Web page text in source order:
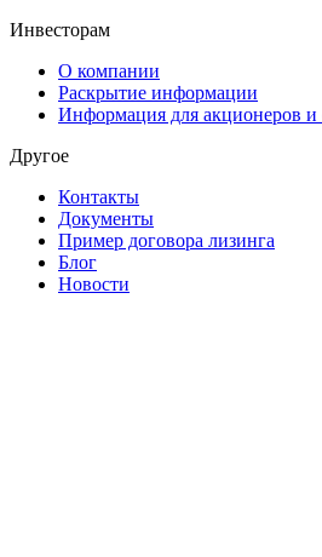
Инвесторам
О компании
Раскрытие информации
Информация для акционеров и
Другое
Контакты
Документы
Пример договора лизинга
Блог
Новости